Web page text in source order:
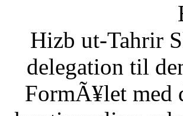
Hizb ut-Tahrir
delegation til
FormÃ¥let med